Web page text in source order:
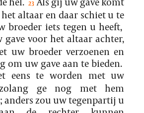
23
altaar en daar schiet u te
broeder iets tegen u heeft,
gave voor het altaar achter,
uw broeder verzoenen en
om uw gave aan te bieden.
eens te worden met uw
ge nog met hem
anders zou uw tegenpartij u